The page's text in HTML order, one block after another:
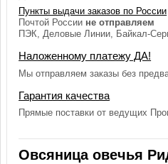
Пункты выдачи заказов по России
Почтой России не отправляем
ПЭК, Деловые Линии, Байкал-
Наложенному платежу ДА!
Мы отправляем заказы без
Гарантия качества
Прямые поставки от ведущих
Овсяница овечья